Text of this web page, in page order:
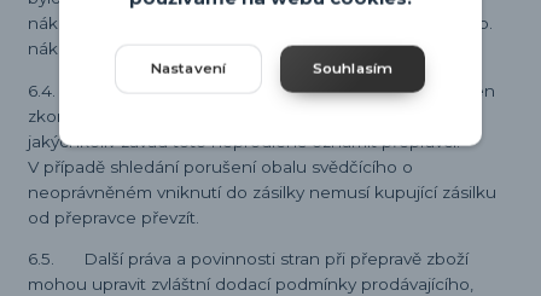
náklady spojené s opakovaným doručováním zboží, resp.
náklady spojené s jiným způsobem doručení.
6.4. Při převzetí zboží od přepravce je kupující povinen
zkontrolovat neporušenost obalů zboží a v případě
jakýchkoliv závad toto neprodleně oznámit přepravci.
V případě shledání porušení obalu svědčícího o
neoprávněném vniknutí do zásilky nemusí kupující zásilku
od přepravce převzít.
6.5. Další práva a povinnosti stran při přepravě zboží
mohou upravit zvláštní dodací podmínky prodávajícího,
Nastavení Souhlasím